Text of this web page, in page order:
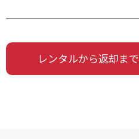
品番・品名
レンタルから返却ま